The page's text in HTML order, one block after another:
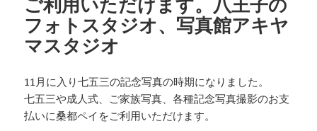
フォトスタジオ、写真館アキヤ
マスタジオ
11月に入り七五三の記念写真の時期になりました。
七五三や成人式、ご家族写真、各種記念写真撮影のお支
払いに桑都ペイをご利用いただけます。